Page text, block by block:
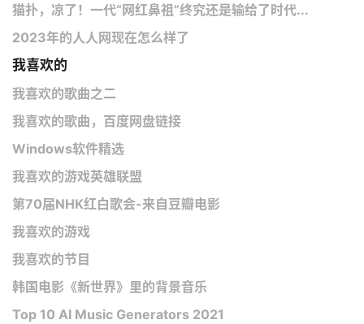
猫扑，凉了！一代“网红鼻祖”终究还是输给了时代...
2023年的人人网现在怎么样了
我喜欢的
我喜欢的歌曲之二
我喜欢的歌曲，百度网盘链接
Windows软件精选
我喜欢的游戏英雄联盟
第70届NHK红白歌会-来自豆瓣电影
我喜欢的游戏
我喜欢的节目
韩国电影《新世界》里的背景音乐
Top 10 AI Music Generators 2021